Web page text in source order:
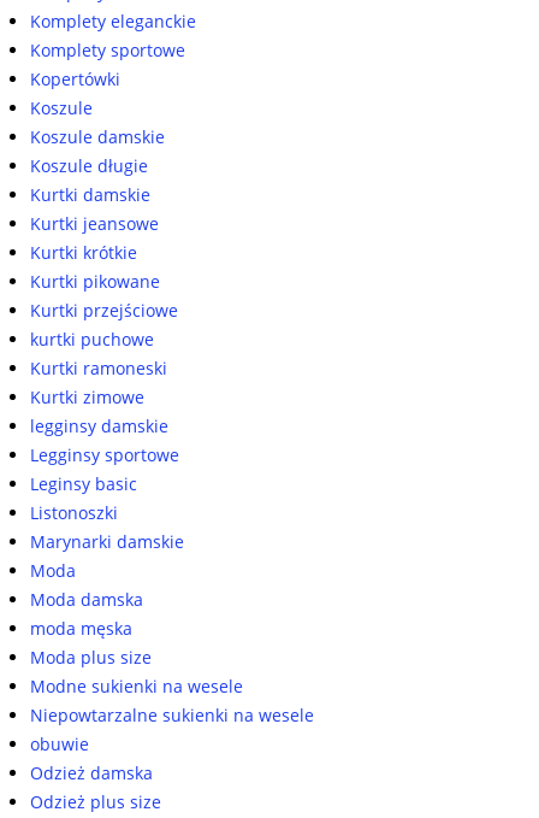
Komplety eleganckie
Komplety sportowe
Kopertówki
Koszule
Koszule damskie
Koszule długie
Kurtki damskie
Kurtki jeansowe
Kurtki krótkie
Kurtki pikowane
Kurtki przejściowe
kurtki puchowe
Kurtki ramoneski
Kurtki zimowe
legginsy damskie
Legginsy sportowe
Leginsy basic
Listonoszki
Marynarki damskie
Moda
Moda damska
moda męska
Moda plus size
Modne sukienki na wesele
Niepowtarzalne sukienki na wesele
obuwie
Odzież damska
Odzież plus size